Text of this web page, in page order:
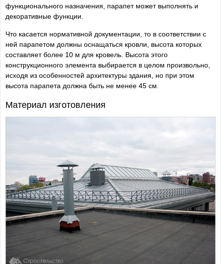
функционального назначения, парапет может выполнять и
декоративные функции.
Что касается нормативной документации, то в соответствии с
ней парапетом должны оснащаться кровли, высота которых
составляет более 10 м для кровель. Высота этого
конструкционного элемента выбирается в целом произвольно,
исходя из особенностей архитектуры здания, но при этом
высота парапета должна быть не менее 45 см.
Материал изготовления